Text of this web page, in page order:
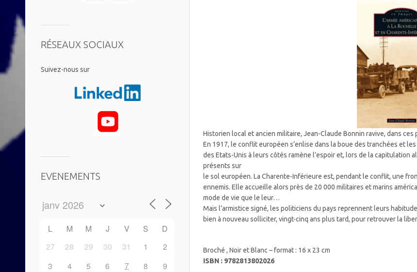
Historien local et ancien militaire, Jean-Claude Bonnin ravive, dans
En 1917, le conflit européen s’enlise dans la boue des tranchées et
des Etats-Unis à leurs côtés ramène l’espoir et, lors de la capitulation
présents sur
le sol européen. La Charente-Inférieure est, pendant le conflit, une
ennemis. Elle accueille alors près de 20 000 militaires et marins
mode de vie que le leur…
Mais l’armistice signé, les politiciens du pays reprennent leurs
bien à nouveau solliciter, vingt-cinq ans plus tard, pour retrouver la
Broché , Noir et Blanc – format : 16 x 23 cm
ISBN : 9782813802026
RÉSEAUX SOCIAUX
​Suivez-nous sur
EVENEMENTS
L M M J V S
D
27
28 29 30 31 1
2
3
4 5 6 7 8
9